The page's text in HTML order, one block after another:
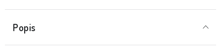
Popis